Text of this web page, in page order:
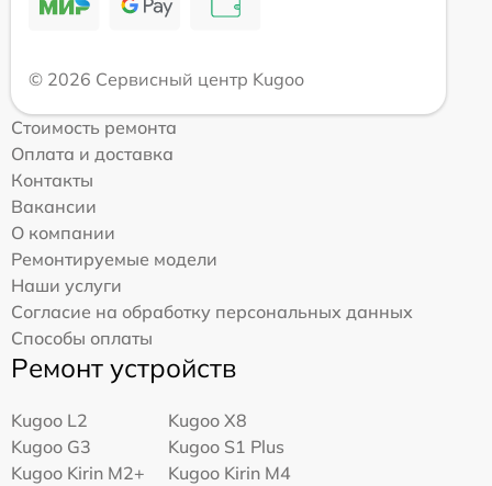
© 2026 Сервисный центр Kugoo
Стоимость ремонта
Оплата и доставка
Контакты
Вакансии
О компании
Ремонтируемые модели
Наши услуги
Согласие на обработку персональных данных
Способы оплаты
Ремонт устройств
Kugoo L2
Kugoo X8
Kugoo G3
Kugoo S1 Plus
Kugoo Kirin M2+
Kugoo Kirin M4